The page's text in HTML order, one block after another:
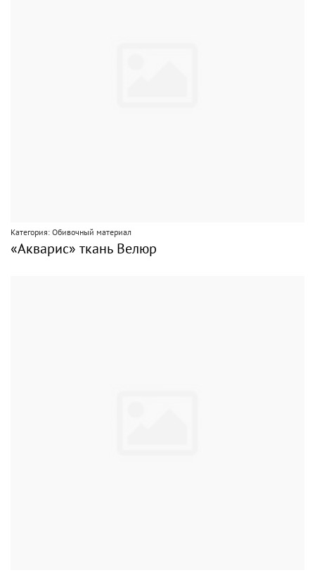
Категория: Обивочный материал
«Акварис» ткань Велюр